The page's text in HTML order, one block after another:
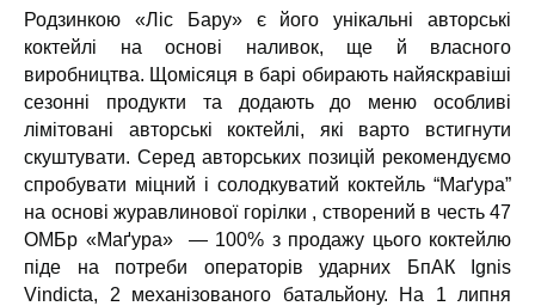
Родзинкою «Ліс Бару» є його унікальні авторські
коктейлі на основі наливок, ще й власного
виробництва. Щомісяця в барі обирають найяскравіші
сезонні продукти та додають до меню особливі
лімітовані авторські коктейлі, які варто встигнути
скуштувати. Серед авторських позицій рекомендуємо
спробувати міцний і солодкуватий коктейль “Маґура”
на основі журавлинової горілки , створений в честь 47
ОМБр «Маґура» — 100% з продажу цього коктейлю
піде на потреби операторів ударних БпАК Ignis
Vindicta, 2 механізованого батальйону. На 1 липня